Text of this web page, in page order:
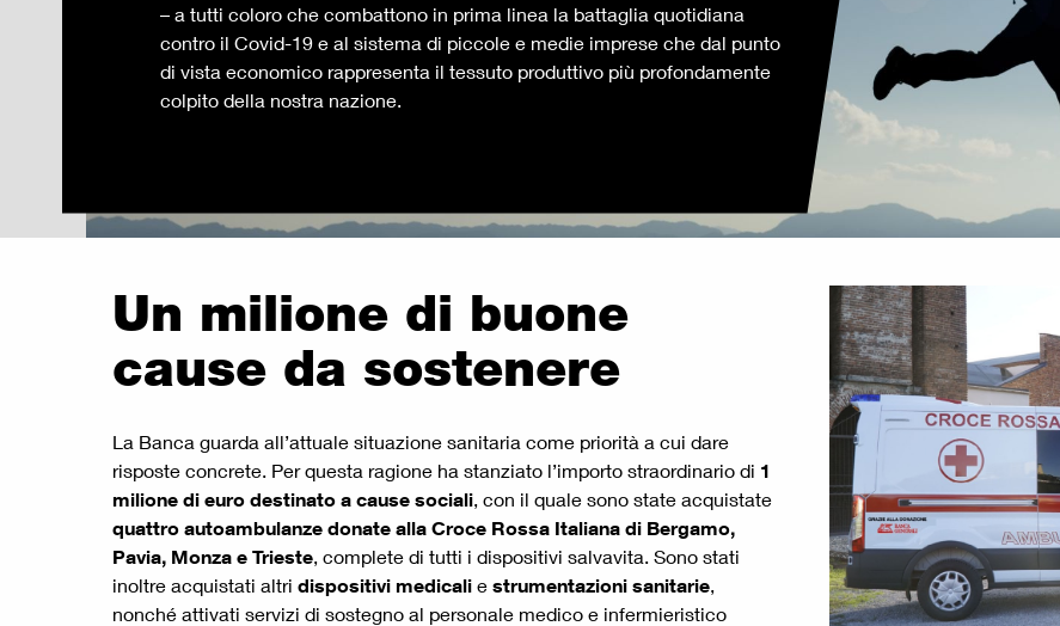
– a tutti coloro che combattono in prima linea la battaglia quotidiana
contro il Covid-19 e al sistema di piccole e medie imprese che dal punto
di vista economico rappresenta il tessuto produttivo più profondamente
colpito della nostra nazione.
Un milione di buone
cause da sostenere
La Banca guarda all’attuale situazione sanitaria come priorità a cui dare
risposte concrete. Per questa ragione ha stanziato l’importo straordinario di 1
milione di euro destinato a cause sociali, con il quale sono state acquistate
quattro autoambulanze donate alla Croce Rossa Italiana di Bergamo,
Pavia, Monza e Trieste, complete di tutti i dispositivi salvavita. Sono stati
inoltre acquistati altri dispositivi medicali e strumentazioni sanitarie,
nonché attivati servizi di sostegno al personale medico e infermieristico